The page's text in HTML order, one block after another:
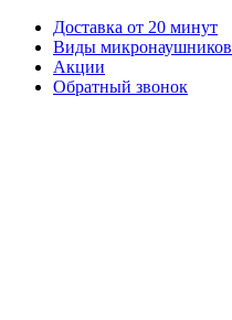
Доставка от 20 минут
Виды микронаушников
Акции
Обратный звонок